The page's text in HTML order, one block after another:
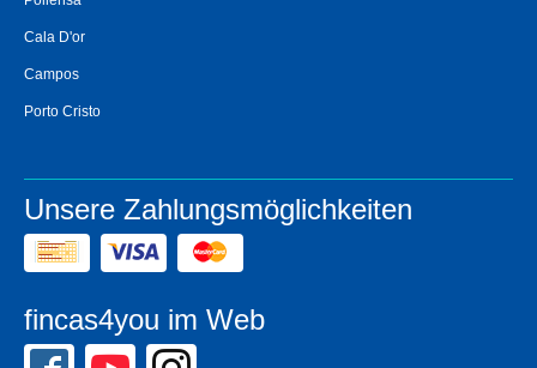
Cala D'or
Campos
Porto Cristo
Unsere Zahlungsmöglichkeiten
fincas4you im Web